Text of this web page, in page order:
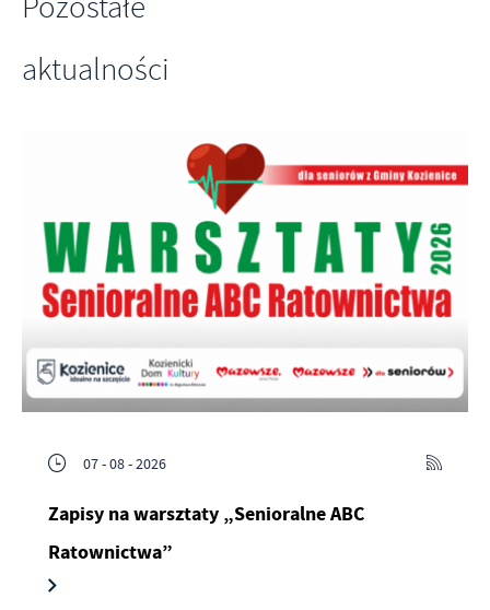
aktualności
07 - 08 - 2026
Zapisy na warsztaty „Senioralne ABC
Ratownictwa”